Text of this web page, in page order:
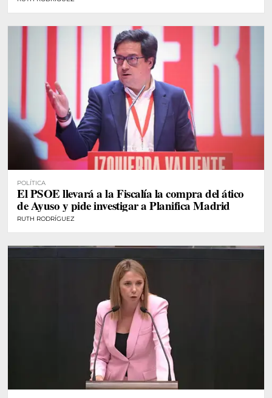
POLÍTICA
El PSOE llevará a la Fiscalía la compra del ático
de Ayuso y pide investigar a Planifica Madrid
RUTH RODRÍGUEZ